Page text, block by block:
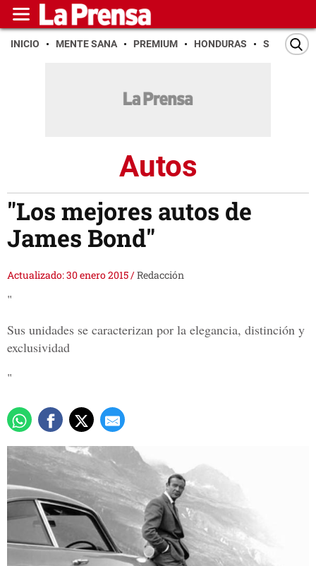
INICIO MENTE SANA PREMIUM HONDURAS SAN PEDRO
Autos
"Los mejores autos de
James Bond"
Actualizado: 30 enero 2015/Redacción
"
Sus unidades se caracterizan por la elegancia, distinción y
exclusividad
"